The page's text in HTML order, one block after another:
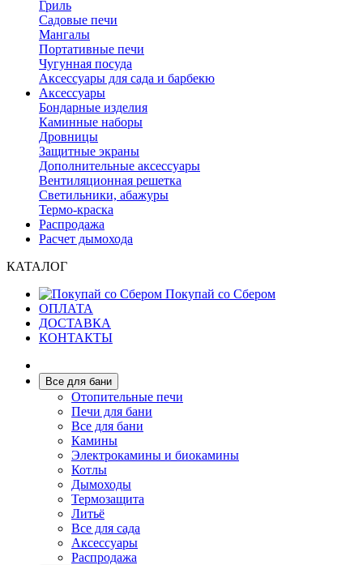
Гриль
Садовые печи
Мангалы
Портативные печи
Чугунная посуда
Аксессуары для сада и барбекю
Аксессуары
Бондарные изделия
Каминные наборы
Дровницы
Защитные экраны
Дополнительные аксессуары
Вентиляционная решетка
Светильники, абажуры
Термо-краска
Распродажа
Расчет дымохода
КАТАЛОГ
Покупай со Сбером
ОПЛАТА
ДОСТАВКА
КОНТАКТЫ
Все для бани
Отопительные печи
Печи для бани
Все для бани
Камины
Электрокамины и биокамины
Котлы
Дымоходы
Термозащита
Литьё
Все для сада
Аксессуары
Распродажа